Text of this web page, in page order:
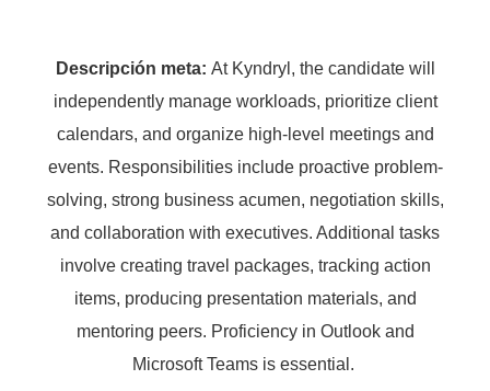
Descripción meta: At Kyndryl, the candidate will
independently manage workloads, prioritize client
calendars, and organize high-level meetings and
events. Responsibilities include proactive problem-
solving, strong business acumen, negotiation skills,
and collaboration with executives. Additional tasks
involve creating travel packages, tracking action
items, producing presentation materials, and
mentoring peers. Proficiency in Outlook and
Microsoft Teams is essential.